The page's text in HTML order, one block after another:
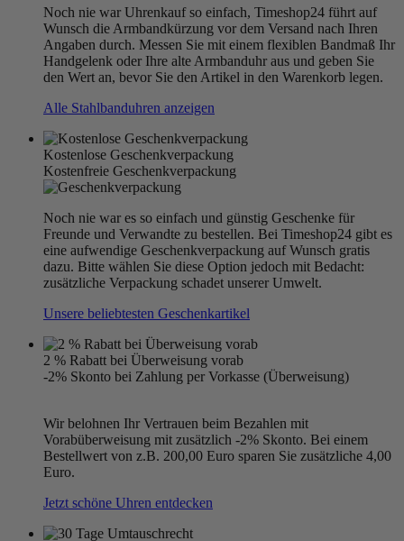
Noch nie war Uhrenkauf so einfach, Timeshop24 führt auf
Wunsch die Armbandkürzung vor dem Versand nach Ihren
Angaben durch. Messen Sie mit einem flexiblen Bandmaß Ihr
Handgelenk oder Ihre alte Armbanduhr aus und geben Sie
den Wert an, bevor Sie den Artikel in den Warenkorb legen.
Alle Stahlbanduhren anzeigen
Kostenlose Geschenkverpackung
Kostenfreie Geschenkverpackung
Noch nie war es so einfach und günstig Geschenke für
Freunde und Verwandte zu bestellen. Bei Timeshop24 gibt es
eine aufwendige Geschenkverpackung auf Wunsch gratis
dazu. Bitte wählen Sie diese Option jedoch mit Bedacht:
zusätzliche Verpackung schadet unserer Umwelt.
Unsere beliebtesten Geschenkartikel
2 % Rabatt bei Überweisung vorab
-2% Skonto bei Zahlung per Vorkasse (Überweisung)
Wir belohnen Ihr Vertrauen beim Bezahlen mit
Vorabüberweisung mit zusätzlich -2% Skonto. Bei einem
Bestellwert von z.B. 200,00 Euro sparen Sie zusätzliche 4,00
Euro.
Jetzt schöne Uhren entdecken